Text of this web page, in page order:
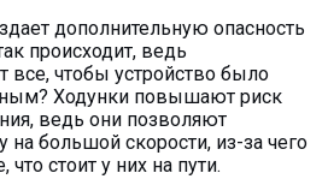
дополнительную опасность
происходит, ведь
все, чтобы устройство было
Ходунки повышают риск
ведь они позволяют
большой скорости, из-за чего
стоит у них на пути.